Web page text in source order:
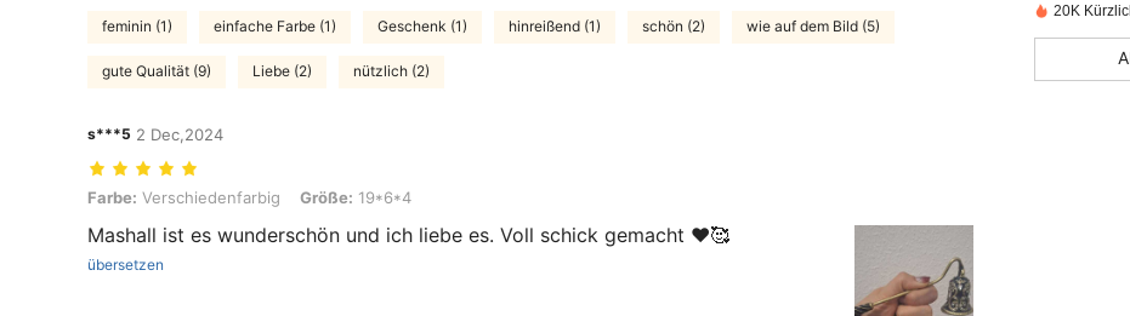
feminin (1) einfache Farbe (1) Geschenk (1) hinreißend (1) schön (2) wie auf dem Bild (5)
gute Qualität (9) Liebe (2) nützlich (2)
s***5 2 Dec,2024
Farbe: Verschiedenfarbig, Größe: 19*6*4
Farbe: Verschiedenfarbig Größe: 19*6*4
Mashall ist es wunderschön und ich liebe es. Voll schick gemacht ❤️🥰
übersetzen
20K